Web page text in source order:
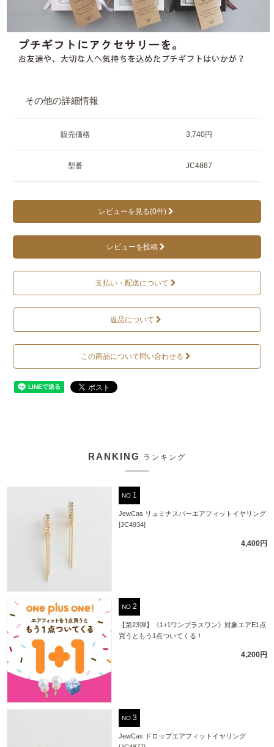
その他の詳細情報
販売価格 3,740円
型番 JC4867
レビューを見る(0件)
レビューを投稿
支払い・配送について
返品について
この商品について問い合わせる
RANKING ランキング
NO
JewCas リュミナスバーエアフィットイヤリング
[JC4934]
4,400円
NO
【第23弾】《1+1ワンプラスワン》対象エアE1点
買うともう1点ついてくる！
4,200円
NO
JewCas ドロップエアフィットイヤリング